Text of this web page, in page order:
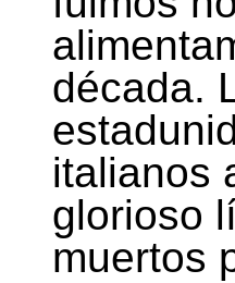
década.
italianos
glorioso
muertos